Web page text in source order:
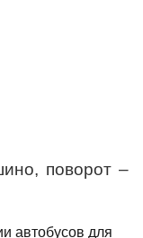
поворот –
автобусов для